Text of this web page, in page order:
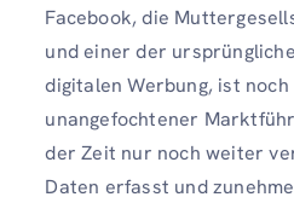
Facebook, die
und einer der
digitalen Werbung, ist noch
unangefochtener
der Zeit nur noch weiter
Daten erfasst und